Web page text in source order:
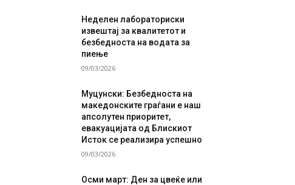
Неделен лабораториски
извештај за квалитетот и
безбедноста на водата за
пиење
09/03/2026
Муцунски: Безбедноста на
македонските граѓани е наш
апсолутен приоритет,
евакуацијата од Блискиот
Исток се реализира успешно
09/03/2026
Осми март: Ден за цвеќе или